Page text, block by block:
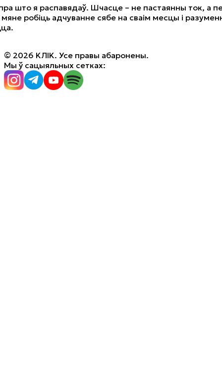
што я распавядаў. Шчасце – не пастаянны ток, а
робіць адчуванне сябе на сваім месцы і
© 2026 KЛIK. Усе правы абаронены.
Мы ў сацыяльных сетках: